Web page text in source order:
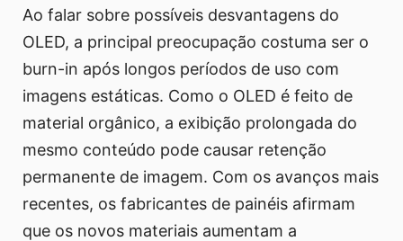
Ao falar sobre possíveis desvantagens do
OLED, a principal preocupação costuma ser o
burn-in após longos períodos de uso com
imagens estáticas. Como o OLED é feito de
material orgânico, a exibição prolongada do
mesmo conteúdo pode causar retenção
permanente de imagem. Com os avanços mais
recentes, os fabricantes de painéis afirmam
que os novos materiais aumentam a